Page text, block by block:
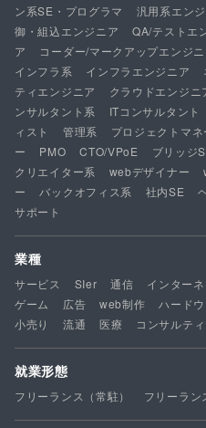
ン系SE・プログラマ
汎用系エン
御・組込エンジニア
QA/テストエ
ア
コーダー/マークアップエンジ
インフラ系
インフラエンジニア
ティエンジニア
クラウドエンジニ
ンサルタント系
ITコンサルタント
ィスト
管理系 プロジェクトマネ
ー
PMO CTO/VPoE ブリッジ
クリエイター系
webデザイナー
ー
バックオフィス系 社内SE
サポート
業種
サービス SIer 通信 インターネ
ゲーム
広告 web制作 ハード
小売り
流通 医療 コンサルテ
就業形態
フリーランス（常駐） フリーラン